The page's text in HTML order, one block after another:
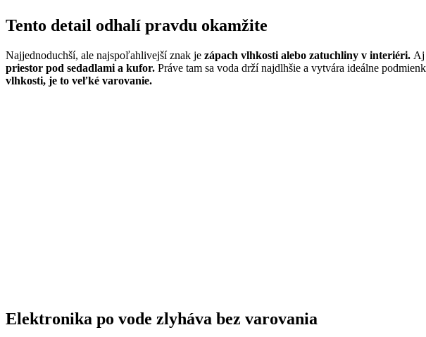
Tento detail odhalí pravdu okamžite
Najjednoduchší, ale najspoľahlivejší znak je zápach vlhkosti alebo zatuchliny v interiéri. Aj
priestor pod sedadlami a kufor. Práve tam sa voda drží najdlhšie a vytvára ideálne
vlhkosti, je to veľké varovanie.
Elektronika po vode zlyháva bez varovania